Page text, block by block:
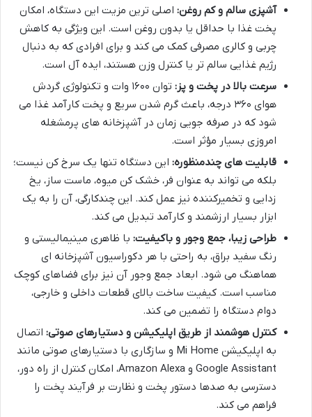
آشپزی سالم و کم روغن: اصلی ترین مزیت این دستگاه، امکان
پخت غذا با حداقل یا بدون روغن است. این ویژگی به کاهش
چربی و کالری مصرفی کمک می کند و برای افرادی که به دنبال
رژیم غذایی سالم تر یا کنترل وزن هستند، ایده آل است.
سرعت بالا در پخت و پز:
توان ۱۶۰۰ وات و تکنولوژی گردش
هوای ۳۶۰ درجه، باعث گرم شدن سریع و پخت کارآمد غذا می
شود که در صرفه جویی زمان در آشپزخانه های پرمشغله
امروزی بسیار مؤثر است.
قابلیت های چندمنظوره: این دستگاه تنها یک سرخ کن نیست؛
بلکه می تواند به عنوان فر، خشک کن میوه، ماست ساز، یخ
زدایی و تخمیرکننده نیز عمل کند. این چندکارگی، آن را به یک
ابزار بسیار ارزشمند و کارآمد تبدیل می کند.
طراحی زیبا، جمع وجور و باکیفیت: با ظاهری مینیمالیستی و
رنگ سفید براق، به راحتی با هر دکوراسیون آشپزخانه ای
هماهنگ می شود. ابعاد جمع وجور آن نیز برای فضاهای کوچک
مناسب است. کیفیت ساخت بالای قطعات داخلی و خارجی،
دوام دستگاه را تضمین می کند.
کنترل هوشمند از طریق اپلیکیشن و دستیارهای صوتی: اتصال
به اپلیکیشن Mi Home و سازگاری با دستیارهای صوتی مانند
Google Assistant و Amazon Alexa، امکان کنترل از راه دور،
دسترسی به صدها دستور پخت و نظارت بر فرآیند پخت را
فراهم می کند.